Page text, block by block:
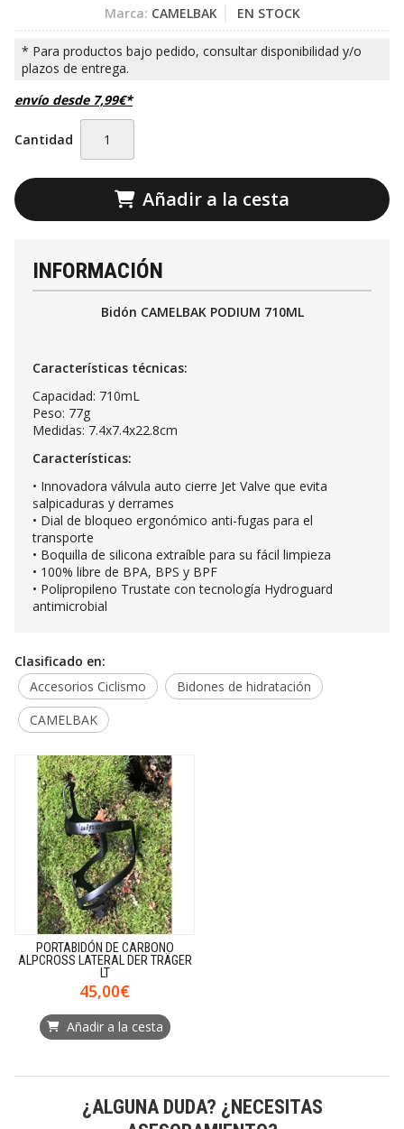
Marca: CAMELBAK EN STOCK
envío desde 7,99€*
Cantidad
Añadir a la cesta
INFORMACIÓN
Bidón CAMELBAK PODIUM 710ML
Características técnicas:
Capacidad: 710mL
Peso: 77g
Medidas: 7.4x7.4x22.8cm
Características:
• Innovadora válvula auto cierre Jet Valve que evita
salpicaduras y derrames
• Dial de bloqueo ergonómico anti-fugas para el
transporte
• Boquilla de silicona extraíble para su fácil limpieza
• 100% libre de BPA, BPS y BPF
• Polipropileno Trustate con tecnología Hydroguard
antimicrobial
Clasificado en:
Accesorios Ciclismo
Bidones de hidratación
CAMELBAK
PORTABIDÓN DE CARBONO
ALPCROSS LATERAL DER TRÄGER
LT
45,00€
Añadir a la cesta
¿ALGUNA DUDA? ¿NECESITAS